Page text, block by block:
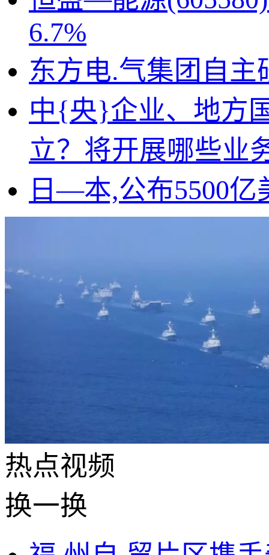
6.7%
东方电.气集团自主
中{央}企业、地方
立？将开展哪些业
日—本,公布5500亿
热点视频
换一换